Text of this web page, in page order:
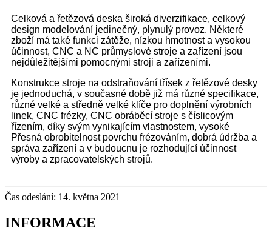
Celková a řetězová deska široká diverzifikace, celkový
design modelování jedinečný, plynulý provoz. Některé
zboží má také funkci zátěže, nízkou hmotnost a vysokou
účinnost, CNC a NC průmyslové stroje a zařízení jsou
nejdůležitějšími pomocnými stroji a zařízeními.
Konstrukce stroje na odstraňování třísek z řetězové desky
je jednoduchá, v současné době již má různé specifikace,
různé velké a středně velké klíče pro doplnění výrobních
linek, CNC frézky, CNC obráběcí stroje s číslicovým
řízením, díky svým vynikajícím vlastnostem, vysoké
Přesná obrobitelnost povrchu frézováním, dobrá údržba a
správa zařízení a v budoucnu je rozhodující účinnost
výroby a zpracovatelských strojů.
Čas odeslání: 14. května 2021
INFORMACE